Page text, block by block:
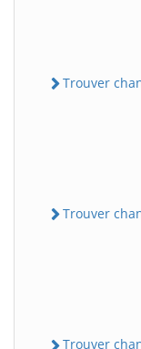
Trouver
Trouver
Trouver